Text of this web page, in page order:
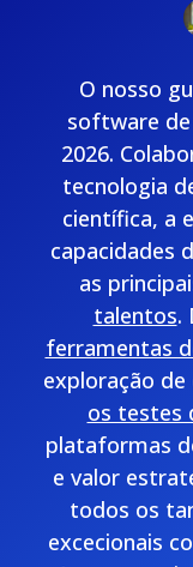
O nosso
software
2026.
tecnologia
científica, a
capacidades
as
talentos.
ferramentas
exploração de
os testes
plataformas
e valor
todos os
excecionais